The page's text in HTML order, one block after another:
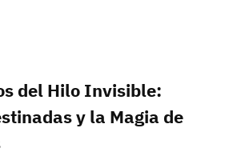
del Hilo Invisible:
y la Magia de